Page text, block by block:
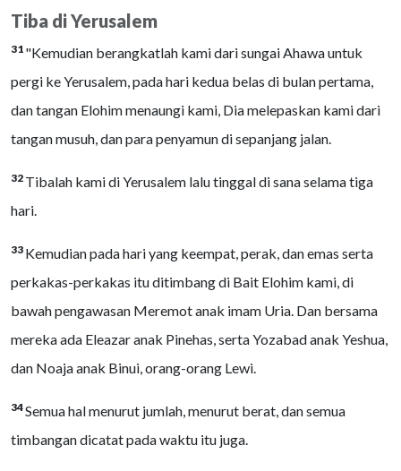
Tiba di Yerusalem
31 "Kemudian berangkatlah kami dari sungai Ahawa untuk
pergi ke Yerusalem, pada hari kedua belas di bulan pertama,
dan tangan Elohim menaungi kami, Dia melepaskan kami dari
tangan musuh, dan para penyamun di sepanjang jalan.
32 Tibalah kami di Yerusalem lalu tinggal di sana selama tiga
hari.
33 Kemudian pada hari yang keempat, perak, dan emas serta
perkakas-perkakas itu ditimbang di Bait Elohim kami, di
bawah pengawasan Meremot anak imam Uria. Dan bersama
mereka ada Eleazar anak Pinehas, serta Yozabad anak Yeshua,
dan Noaja anak Binui, orang-orang Lewi.
34Semua hal menurut jumlah, menurut berat, dan semua
timbangan dicatat pada waktu itu juga.